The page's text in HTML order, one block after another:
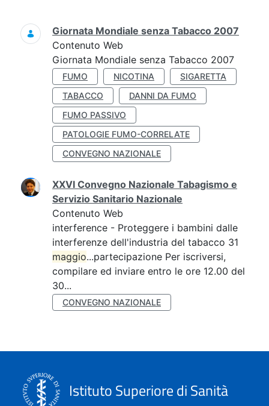
Ricerca
Giornata Mondiale senza Tabacco 2007
Contenuto Web
Giornata Mondiale senza Tabacco 2007
FUMO NICOTINA
SIGARETTA
TABACCO
DANNI DA FUMO
FUMO PASSIVO
PATOLOGIE FUMO-CORRELATE
CONVEGNO NAZIONALE
XXVI Convegno Nazionale Tabagismo e
Servizio Sanitario Nazionale
Contenuto Web
interference - Proteggere i bambini dalle
interferenze dell'industria del tabacco 31
maggio...partecipazione Per iscriversi,
compilare ed inviare entro le ore 12.00 del
30...
CONVEGNO NAZIONALE
Istituto Superiore di Sanità